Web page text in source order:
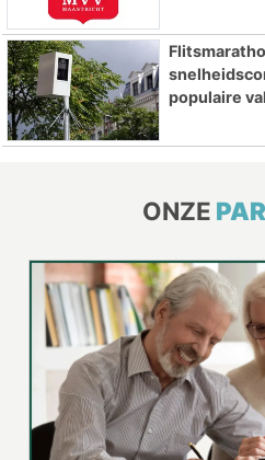
populaire
ONZE